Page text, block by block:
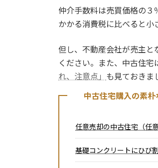
仲介手数料は売買価格の
かかる消費税に比べると小
但し、不動産会社が売主と
ください。また、中古住宅
れ、注意点」 も見ておきま
中古住宅購入の素
任意売却の中古住宅（任
基礎コンクリートにひび